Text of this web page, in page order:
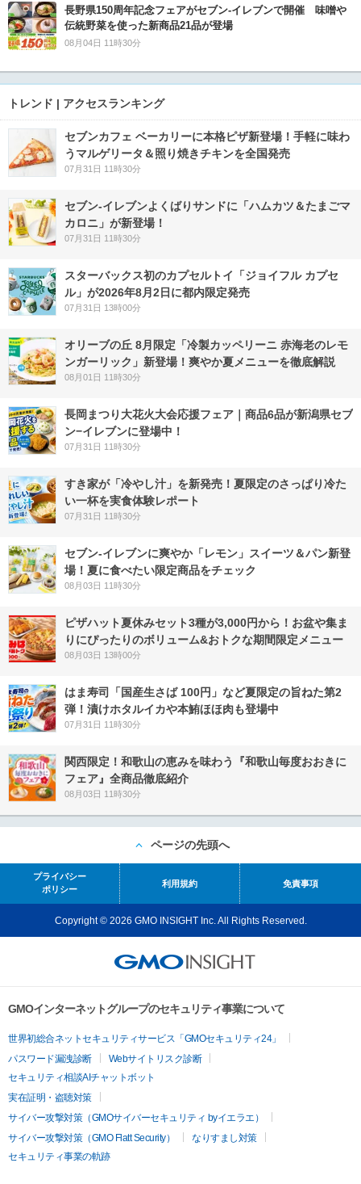
長野県150周年記念フェアがセブン-イレブンで開催 味噌や
伝統野菜を使った新商品21品が登場
08月04日 11時30分
トレンド | アクセスランキング
セブンカフェ ベーカリーに本格ピザ新登場！手軽に味わ
うマルゲリータ＆照り焼きチキンを全国発売
07月31日 11時30分
セブン‐イレブンよくばりサンドに「ハムカツ＆たまごマ
カロニ」が新登場！
07月31日 11時30分
スターバックス初のカプセルトイ「ジョイフル カプセ
ル」が2026年8月2日に都内限定発売
07月31日 13時00分
オリーブの丘 8月限定「冷製カッペリーニ 赤海老のレモ
ンガーリック」新登場！爽やか夏メニューを徹底解説
08月01日 11時30分
長岡まつり大花火大会応援フェア｜商品6品が新潟県セブ
ン−イレブンに登場中！
07月31日 11時30分
すき家が「冷やし汁」を新発売！夏限定のさっぱり冷た
い一杯を実食体験レポート
07月31日 11時30分
セブン‐イレブンに爽やか「レモン」スイーツ＆パン新登
場！夏に食べたい限定商品をチェック
08月03日 11時30分
ピザハット夏休みセット3種が3,000円から！お盆や集ま
りにぴったりのボリューム&おトクな期間限定メニュー
08月03日 13時00分
はま寿司「国産生さば 100円」など夏限定の旨ねた第2
弾！漬けホタルイカや本鮪ほほ肉も登場中
07月31日 11時30分
関西限定！和歌山の恵みを味わう『和歌山毎度おおきに
フェア』全商品徹底紹介
08月03日 11時30分
ページの先頭へ
プライバシー
ポリシー
利用規約 免責事項
Copyright © 2026 GMO INSIGHT Inc. All Rights Reserved.
GMOインターネットグループのセキュリティ事業について
世界初総合ネットセキュリティサービス「GMOセキュリティ24」
パスワード漏洩診断
Webサイトリスク診断
セキュリティ相談AIチャットボット
実在証明・盗聴対策
サイバー攻撃対策（GMOサイバーセキュリティ byイエラエ）
サイバー攻撃対策（GMO Flatt Security）
なりすまし対策
セキュリティ事業の軌跡